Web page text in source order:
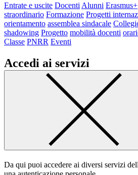
Entrate e uscite Docenti Alunni Erasmus+
straordinario Formazione Progetti
orientamento assemblea sindacale
shadowing Progetto mobilità docenti
Classe PNRR Eventi
Accedi ai servizi
Da qui puoi accedere ai diversi servizi